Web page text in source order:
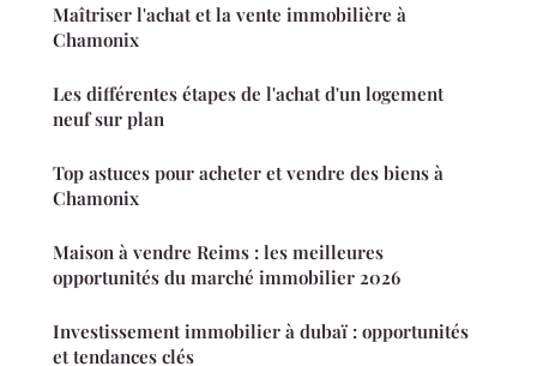
Maîtriser l'achat et la vente immobilière à
Chamonix
Les différentes étapes de l'achat d'un logement
neuf sur plan
Top astuces pour acheter et vendre des biens à
Chamonix
Maison à vendre Reims : les meilleures
opportunités du marché immobilier 2026
Investissement immobilier à dubaï : opportunités
et tendances clés